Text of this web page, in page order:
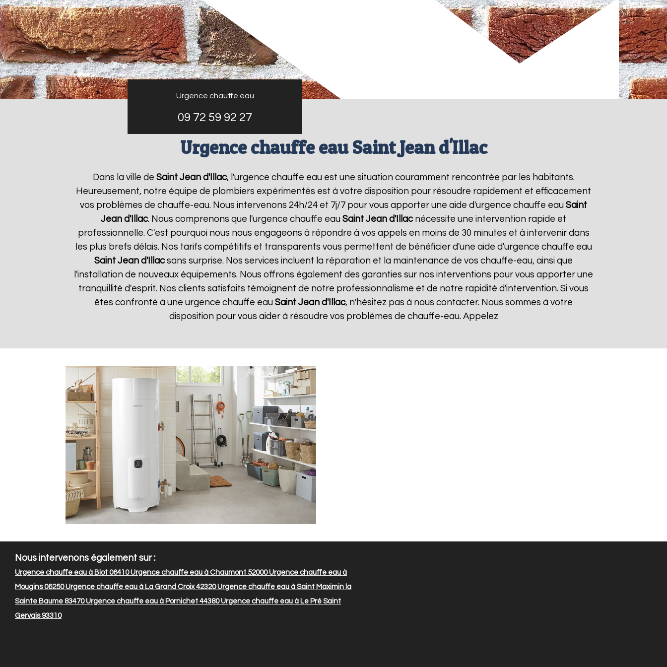
Urgence chauffe eau
09 72 59 92 27
Urgence chauffe eau Saint Jean d'Illac
Dans la ville de Saint Jean d'Illac, l'urgence chauffe eau est une situation couramment rencontrée par les habitants.
Heureusement, notre équipe de plombiers expérimentés est à votre disposition pour résoudre rapidement et efficacement
vos problèmes de chauffe-eau. Nous intervenons 24h/24 et 7j/7 pour vous apporter une aide d'urgence chauffe eau Saint
Jean d'Illac. Nous comprenons que l'urgence chauffe eau Saint Jean d'Illacnécessite une intervention rapide et
professionnelle. C'est pourquoi nous nous engageons à répondre à vos appels en moins de 30 minutes et à intervenir dans
les plus brefs délais. Nos tarifs compétitifs et transparents vous permettent de bénéficier d'une aide d'urgence chauffe eau
Saint Jean d'Illacsans surprise. Nos services incluent la réparation et la maintenance de vos chauffe-eau, ainsi que
l'installation de nouveaux équipements. Nous offrons également des garanties sur nos interventions pour vous apporter une
tranquillité d'esprit. Nos clients satisfaits témoignent de notre professionnalisme et de notre rapidité d'intervention. Si vous
êtes confronté à une urgence chauffe eau Saint Jean d'Illac, n'hésitez pas à nous contacter. Nous sommes à votre
disposition pour vous aider à résoudre vos problèmes de chauffe-eau. Appelez
Nous intervenons également sur :
Urgence chauffe eau à Biot 06410Urgence chauffe eau à Chaumont 52000Urgence chauffe eau à
Mougins 06250Urgence chauffe eau à La Grand Croix 42320Urgence chauffe eau à Saint Maximin la
Sainte Baume 83470Urgence chauffe eau à Pornichet 44380Urgence chauffe eau à Le Pré Saint
Gervais 93310